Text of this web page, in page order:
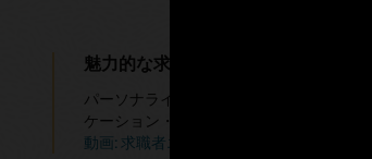
魅力的な求職者エクスペリエンスを
パーソナライズされたコンテンツ、モバ
ケーション・プロセスで、求職者エクス
動画: 求職者エクスペリエンスを向上させる